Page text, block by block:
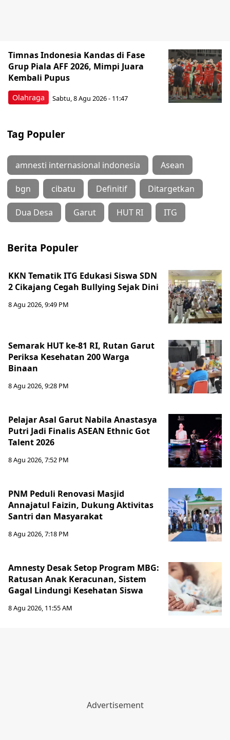
Olahraga
Timnas Indonesia Kandas di Fase
Grup Piala AFF 2026, Mimpi Juara
Kembali Pupus
Sabtu, 8 Agu 2026 - 11:47
Tag Populer
amnesti internasional indonesia Asean
bgn cibatu Definitif Ditargetkan
Dua Desa Garut HUT RI ITG
Berita Populer
KKN Tematik ITG Edukasi Siswa SDN
2 Cikajang Cegah Bullying Sejak Dini
8 Agu 2026, 9:49 PM
Semarak HUT ke-81 RI, Rutan Garut
Periksa Kesehatan 200 Warga
Binaan
8 Agu 2026, 9:28 PM
Pelajar Asal Garut Nabila Anastasya
Putri Jadi Finalis ASEAN Ethnic Got
Talent 2026
8 Agu 2026, 7:52 PM
PNM Peduli Renovasi Masjid
Annajatul Faizin, Dukung Aktivitas
Santri dan Masyarakat
8 Agu 2026, 7:18 PM
Amnesty Desak Setop Program MBG:
Ratusan Anak Keracunan, Sistem
Gagal Lindungi Kesehatan Siswa
8 Agu 2026, 11:55 AM